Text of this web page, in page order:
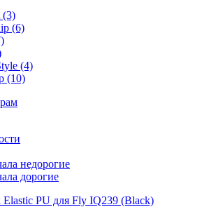
(3)
(6)
(4)
(10)
недорогие
дорогие
Elastic PU для Fly IQ239 (Black)